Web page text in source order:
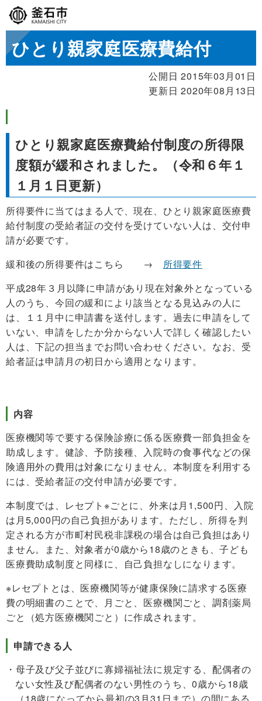
ひとり親家庭医療費給付
公開日 2015年03月01日
更新日 2020年08月13日
ひとり親家庭医療費給付制度の所得限
度額が緩和されました。（令和６年１
１月１日更新）
所得要件に当てはまる人で、現在、ひとり親家庭医療費
給付制度の受給者証の交付を受けていない人は、交付申
請が必要です。
緩和後の所得要件はこちら → 所得要件
平成28年３月以降に申請があり現在対象外となっている
人のうち、今回の緩和により該当となる見込みの人に
は、１１月中に申請書を送付します。過去に申請をして
いない、申請をしたか分からない人で詳しく確認したい
人は、下記の担当までお問い合わせください。なお、受
給者証は申請月の初日から適用となります。
内容
医療機関等で要する保険診療に係る医療費一部負担金を
助成します。健診、予防接種、入院時の食事代などの保
険適用外の費用は対象になりません。本制度を利用する
には、受給者証の交付申請が必要です。
本制度では、レセプト※ごとに、外来は月1,500円、入院
は月5,000円の自己負担があります。ただし、所得を判
定される方が市町村民税非課税の場合は自己負担はあり
ません。また、対象者が0歳から18歳のときも、子ども
医療費助成制度と同様に、自己負担なしになります。
※レセプトとは、医療機関等が健康保険に請求する医療
費の明細書のことで、月ごと、医療機関ごと、調剤薬局
ごと（処方医療機関ごと）に作成されます。
申請できる人
母子及び父子並びに寡婦福祉法に規定する、配偶者の
ない女性及び配偶者のない男性のうち、0歳から18歳
（18歳になってから最初の3月31日まで）の間にある